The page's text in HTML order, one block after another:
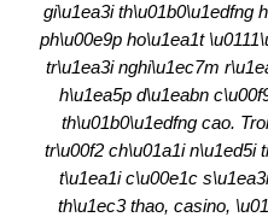
gi\u1ea3i th\u01b0\u1edfng
ph\u00e9p ho\u1ea1t
tr\u1ea3i nghi\u1ec7m
h\u1ea5p d\u1eabn
th\u01b0\u1edfng cao.
tr\u00f2 ch\u01a1i n\u1ed5i
t\u1ea1i c\u00e1c
th\u1ec3 thao, casino,